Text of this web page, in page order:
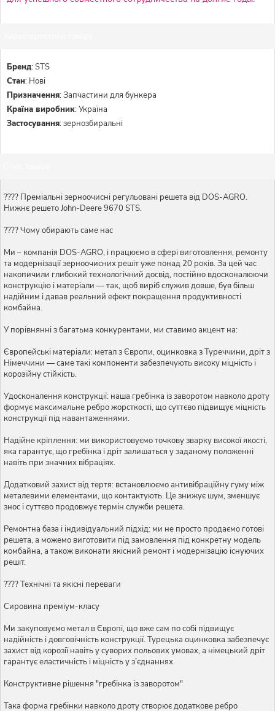
Бренд:STS
Стан: Нові
Призначення:Запчастини для бункера
Країна виробник:Україна
Застосування:зернозбиральні
???? Преміальні зерноочисні регульовані решета від DOS-AGRO.
Нижнє решето John-Deere 9670 STS.
???? Чому обирають саме нас
Ми – компанія DOS-AGRO, і працюємо в сфері виготовлення, ремонту
та модернізації зерноочисних решіт уже понад 20 років. За цей час
накопичили глибокий технологічний досвід, постійно вдосконалюючи
конструкцію і матеріали — так, щоб виріб служив довше, був більш
надійним і давав реальний ефект покращення продуктивності
комбайна.
У порівнянні з багатьма конкурентами, ми ставимо акцент на:
Європейські матеріали: метал з Європи, оцинковка з Туреччини, дріт з
Німеччини — саме такі компоненти забезпечують високу міцність і
корозійну стійкість.
Удосконалення конструкції: наша гребінка із заворотом навколо дроту
формує максимальне ребро жорсткості, що суттєво підвищує міцність
конструкції під навантаженнями.
Надійне кріплення: ми використовуємо точкову зварку високої якості,
яка гарантує, що гребінка і дріт залишаться у заданому положенні
навіть при значних вібраціях.
Додатковий захист від тертя: встановлюємо антивібраційну гуму між
металевими елементами, що контактують. Це знижує шум, зменшує
знос і суттєво продовжує термін служби решета.
Ремонтна база і індивідуальний підхід: ми не просто продаємо готові
решета, а можемо виготовити під замовлення під конкретну модель
комбайна, а також виконати якісний ремонт і модернізацію існуючих
решіт.
???? Технічні та якісні переваги
Сировина преміум-класу
Ми закуповуємо метал в Європі, що вже сам по собі підвищує
надійність і довговічність конструкції. Турецька оцинковка забезпечує
захист від корозії навіть у суворих польових умовах, а німецький дріт
гарантує еластичність і міцність у з’єднаннях.
Конструктивне рішення "гребінка із заворотом"
Така форма гребінки навколо дроту створює додаткове ребро